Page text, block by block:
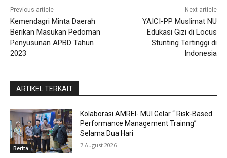
Previous article
Kemendagri Minta Daerah
Berikan Masukan Pedoman
Penyusunan APBD Tahun
2023
Next article
YAICI-PP Muslimat NU
Edukasi Gizi di Locus
Stunting Tertinggi di
Indonesia
ARTIKEL TERKAIT
Berita
Kolaborasi AMREI- MUI Gelar “ Risk-Based
Performance Management Trainng”
Selama Dua Hari
7 August 2026